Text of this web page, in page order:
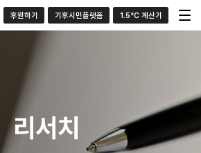
후원하기 기후시민플랫폼 1.5°C 계산기
리서치